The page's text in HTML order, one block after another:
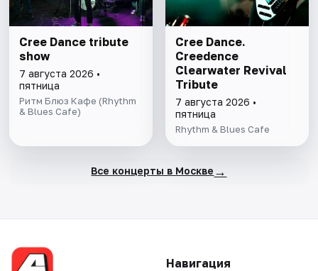
Cree Dance tribute
show
7 августа 2026 •
пятница
Ритм Блюз Кафе (Rhythm
& Blues Cafe)
Cree Dance.
Creedence
Clearwater Revival
Tribute
7 августа 2026 •
пятница
Rhythm & Blues Cafe
Все концерты в Москве →
Навигация